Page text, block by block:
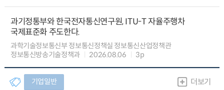
과기정통부와 한국전자통신연구원, ITU-T 자율주행차
국제표준화 주도한다.
과학기술정보통신부 정보통신정책실 정보통신산업정책관
정보통신방송기술정책과
2026.08.06 3p
기업일반 더보기